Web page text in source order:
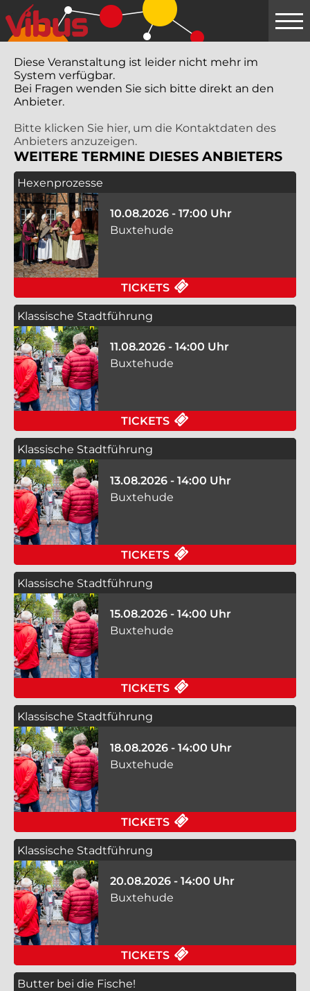
Springe
zum
Hauptinhalt
Diese Veranstaltung ist leider nicht mehr im
System verfügbar.
Bei Fragen wenden Sie sich bitte direkt an den
Anbieter.
Bitte klicken Sie hier, um die Kontaktdaten des
Anbieters anzuzeigen.
WEITERE TERMINE DIESES ANBIETERS
Hexenprozesse
10.08.2026 - 17:00 Uhr
Buxtehude
TICKETS
Klassische Stadtführung
11.08.2026 - 14:00 Uhr
Buxtehude
TICKETS
Klassische Stadtführung
13.08.2026 - 14:00 Uhr
Buxtehude
TICKETS
Klassische Stadtführung
15.08.2026 - 14:00 Uhr
Buxtehude
TICKETS
Klassische Stadtführung
18.08.2026 - 14:00 Uhr
Buxtehude
TICKETS
Klassische Stadtführung
20.08.2026 - 14:00 Uhr
Buxtehude
TICKETS
Butter bei die Fische!